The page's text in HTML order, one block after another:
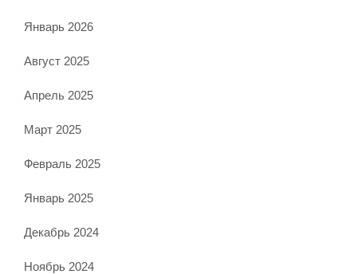
Январь 2026
Август 2025
Апрель 2025
Март 2025
Февраль 2025
Январь 2025
Декабрь 2024
Ноябрь 2024